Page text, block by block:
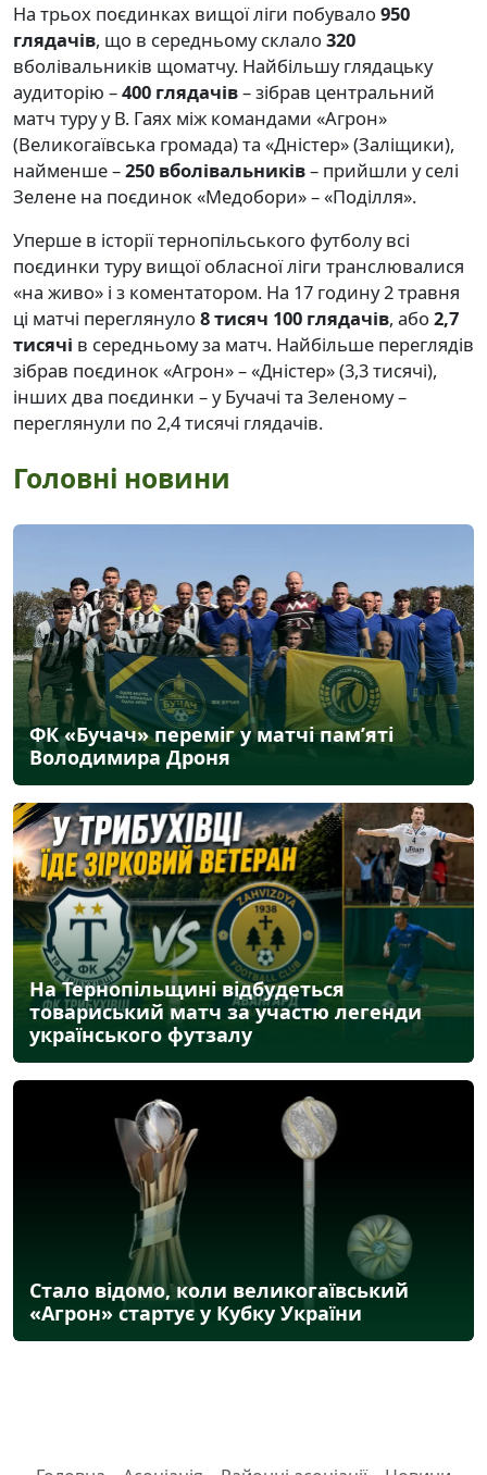
На трьох поєдинках вищої ліги побувало 950
глядачів, що в середньому склало 320
вболівальників щоматчу. Найбільшу глядацьку
аудиторію –400 глядачів– зібрав центральний
матч туру у В. Гаях між командами «Агрон»
(Великогаївська громада) та «Дністер» (Заліщики),
найменше –250 вболівальників– прийшли у селі
Зелене на поєдинок «Медобори» – «Поділля».
Уперше в історії тернопільського футболу всі
поєдинки туру вищої обласної ліги транслювалися
«на живо» і з коментатором. На 17 годину 2 травня
ці матчі переглянуло 8 тисяч 100 глядачів, або 2,7
тисячі в середньому за матч. Найбільше переглядів
зібрав поєдинок «Агрон» – «Дністер» (3,3 тисячі),
інших два поєдинки – у Бучачі та Зеленому –
переглянули по 2,4 тисячі глядачів.
Головні новини
ФК «Бучач» переміг у матчі пам’яті
Володимира Дроня
На Тернопільщині відбудеться
товариський матч за участю легенди
українського футзалу
Стало відомо, коли великогаївський
«Агрон» стартує у Кубку України